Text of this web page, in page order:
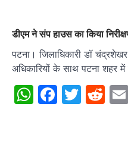
डीएम ने संप हाउस का किया
पटना। जिलाधिकारी डॉ
अधिकारियों के साथ पटना शहर
WhatsApp